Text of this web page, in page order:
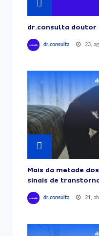
dr.consulta doutor
dr.consulta 23,
Mais da metade
sinais de
dr.consulta 21,